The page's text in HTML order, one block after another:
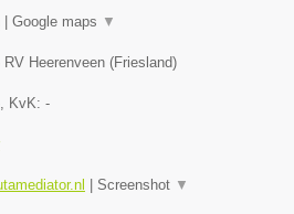
Google maps ▼
RV Heerenveen (Friesland)
, KvK: -
Screenshot ▼